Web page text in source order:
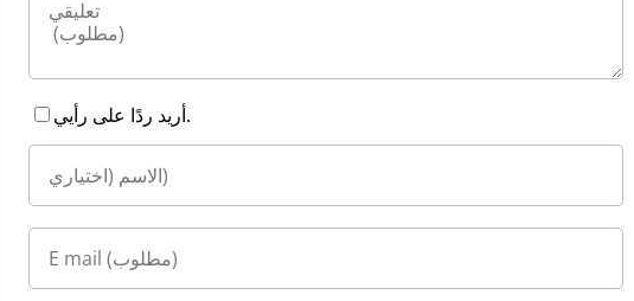
أريد ردًا على رأيي.